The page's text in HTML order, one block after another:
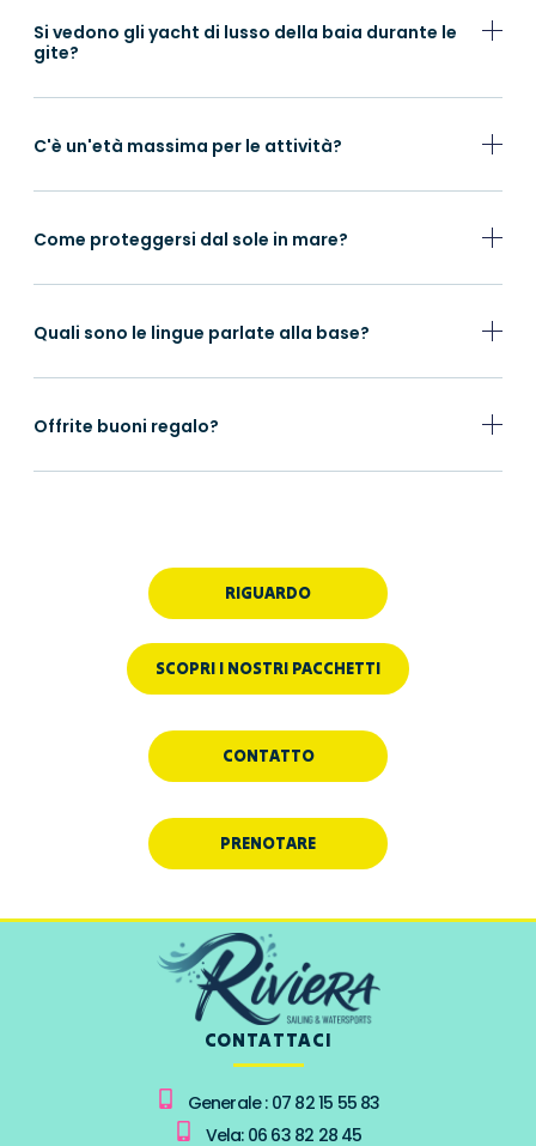
Si vedono gli yacht di lusso della baia durante le
gite?
C'è un'età massima per le attività?
Come proteggersi dal sole in mare?
Quali sono le lingue parlate alla base?
Offrite buoni regalo?
RIGUARDO
SCOPRI I NOSTRI PACCHETTI
CONTATTO
PRENOTARE
CONTATTACI
Generale : 07 82 15 55 83
Vela: 06 63 82 28 45